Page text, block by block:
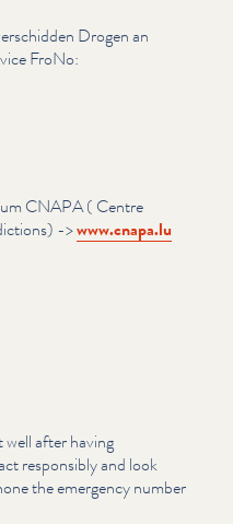
Drogen an
FroNo:
CNAPA ( Centre
->www​.cnapa​.lu
after having
responsibly and look
the emergency number